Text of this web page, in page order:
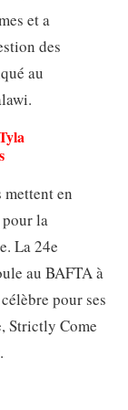
et a
des
au
en
la
La 24e
au BAFTA à
pour ses
Strictly Come